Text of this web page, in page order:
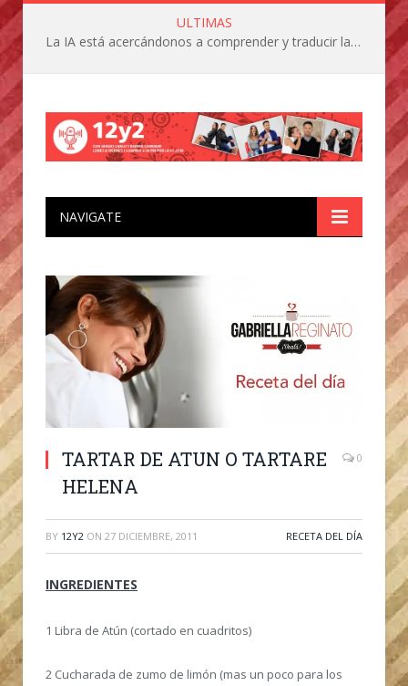
ULTIMAS
La IA está acercándonos a comprender y traducir las vocalizaciones y comportamientos de nuestras mascotas
NAVIGATE
TARTAR DE ATUN O TARTARE
HELENA
0
BY 12Y2 ON 27 DICIEMBRE, 2011 RECETA DEL DÍA
INGREDIENTES
1 Libra de Atún (cortado en cuadritos)
2 Cucharada de zumo de limón (mas un poco para los